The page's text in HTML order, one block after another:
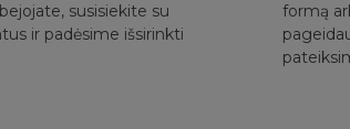
susisiekite su
ir padėsime išsirinkti
formą